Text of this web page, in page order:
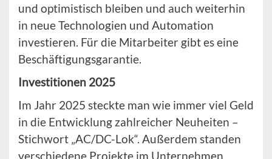
und optimistisch bleiben und auch weiterhin
in neue Technologien und Automation
investieren. Für die Mitarbeiter gibt es eine
Beschäftigungsgarantie.
Investitionen 2025
Im Jahr 2025 steckte man wie immer viel Geld
in die Entwicklung zahlreicher Neuheiten –
Stichwort „AC/DC-Lok“. Außerdem standen
verschiedene Projekte im Unternehmen